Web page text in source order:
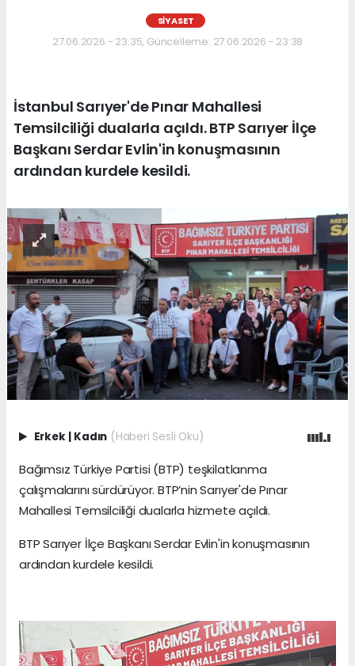
SIYASET
27.06.2026 - 23:35, Güncelleme: 27.06.2026 - 23:38
İstanbul Sarıyer'de Pınar Mahallesi
Temsilciliği dualarla açıldı. BTP Sarıyer İlçe
Başkanı Serdar Evlin'in konuşmasının
ardından kurdele kesildi.
Erkek | Kadın (Haberi Sesli Oku)
Bağımsız Türkiye Partisi (BTP) teşkilatlanma
çalışmalarını sürdürüyor. BTP’nin Sarıyer'de Pınar
Mahallesi Temsilciliği dualarla hizmete açıldı.
BTP Sarıyer İlçe Başkanı Serdar Evlin'in konuşmasının
ardından kurdele kesildi.